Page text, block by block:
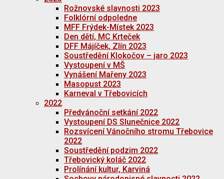
Rožnovské slavnosti 2023
Folklórní odpoledne
MFF Frýdek-Místek 2023
Den dětí, MC Krteček
DFF Májíček, Zlín 2023
Soustředění Klokočov – jaro 2023
Vystoupení v MŠ
Vynášení Mařeny 2023
Masopust 2023
Karneval v Třebovicích
2022
Předvánoční setkání 2022
Vystoupení DS Slunečnice 2022
Rozsvícení Vánočního stromu Třebovice
2022
Soustředění podzim 2022
Třebovický koláč 2022
Prolínání kultur, Karviná